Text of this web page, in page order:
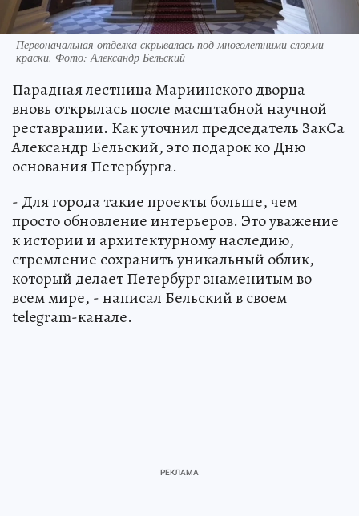
Первоначальная отделка скрывалась под многолетними слоями
краски. Фото: Александр Бельский
Парадная лестница Мариинского дворца
вновь открылась после масштабной научной
реставрации. Как уточнил председатель ЗакСа
Александр Бельский, это подарок ко Дню
основания Петербурга.
- Для города такие проекты больше, чем
просто обновление интерьеров. Это уважение
к истории и архитектурному наследию,
стремление сохранить уникальный облик,
который делает Петербург знаменитым во
всем мире, - написал Бельский в своем
telegram-канале.